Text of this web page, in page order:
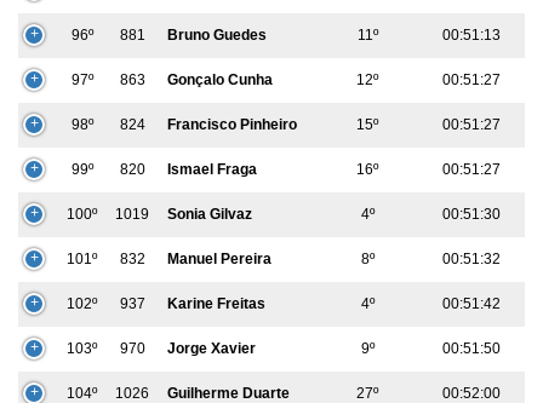
96º 881 Bruno Guedes 11º 00:51:13
97º 863 Gonçalo Cunha 12º 00:51:27
98º 824 Francisco Pinheiro 15º 00:51:27
99º 820 Ismael Fraga 16º 00:51:27
100º 1019 Sonia Gilvaz 4º 00:51:30
101º 832 Manuel Pereira 8º 00:51:32
102º 937 Karine Freitas 4º 00:51:42
103º 970 Jorge Xavier 9º 00:51:50
104º 1026 Guilherme Duarte 27º 00:52:00